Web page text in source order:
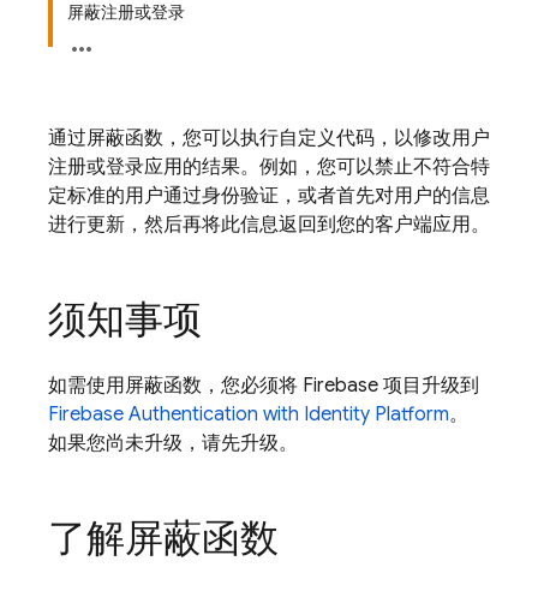
屏蔽注册或登录
通过屏蔽函数，您可以执行自定义代码，以修改用户
注册或登录应用的结果。例如，您可以禁止不符合特
定标准的用户通过身份验证，或者首先对用户的信息
进行更新，然后再将此信息返回到您的客户端应用。
须知事项
如需使用屏蔽函数，您必须将 Firebase 项目升级到
Firebase Authentication with Identity Platform。
如果您尚未升级，请先升级。
了解屏蔽函数